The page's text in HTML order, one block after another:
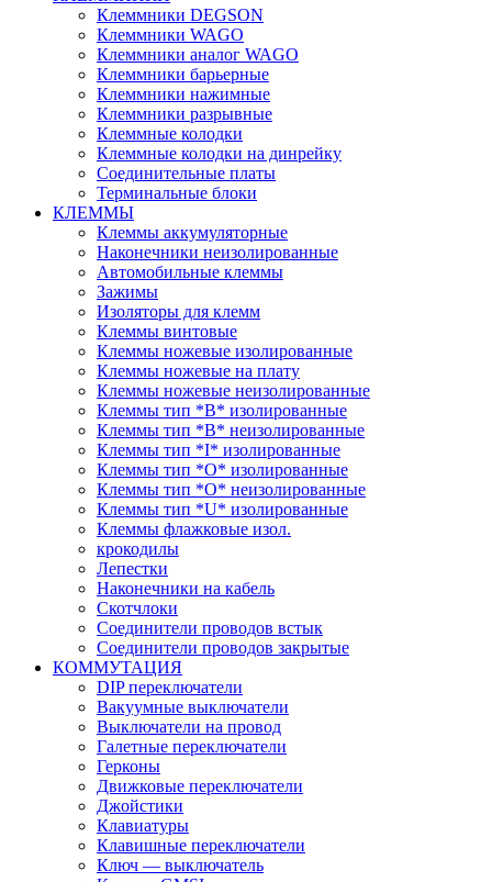
Клеммники DEGSON
Клеммники WAGO
Клеммники аналог WAGO
Клеммники барьерные
Клеммники нажимные
Клеммники разрывные
Клеммные колодки
Клеммные колодки на динрейку
Соединительные платы
Терминальные блоки
КЛЕММЫ
Клеммы аккумуляторные
Наконечники неизолированные
Автомобильные клеммы
Зажимы
Изоляторы для клемм
Клеммы винтовые
Клеммы ножевые изолированные
Клеммы ножевые на плату
Клеммы ножевые неизолированные
Клеммы тип *B* изолированные
Клеммы тип *B* неизолированные
Клеммы тип *I* изолированные
Клеммы тип *O* изолированные
Клеммы тип *O* неизолированные
Клеммы тип *U* изолированные
Клеммы флажковые изол.
крокодилы
Лепестки
Наконечники на кабель
Скотчлоки
Соединители проводов встык
Соединители проводов закрытые
КОММУТАЦИЯ
DIP переключатели
Вакуумные выключатели
Выключатели на провод
Галетные переключатели
Герконы
Движковые переключатели
Джойстики
Клавиатуры
Клавишные переключатели
Ключ — выключатель